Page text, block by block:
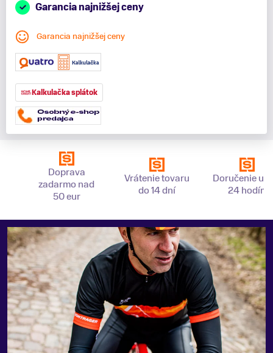
Garancia najnižšej ceny
Garancia najnižšej ceny
Kalkulačka splátok
Doprava
zadarmo nad
50 eur
Vrátenie tovaru
do 14 dní
Doručenie už
24 hodín